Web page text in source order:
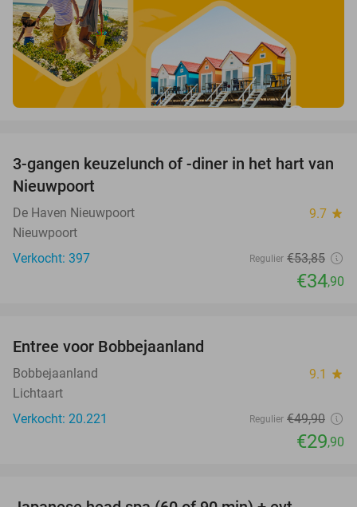
35%
3-gangen keuzelunch of -diner in het hart van
Nieuwpoort
De Haven Nieuwpoort 9.7 star
Nieuwpoort
Verkocht: 397
Regulier €53,85
€34,90
Entree voor Bobbejaanland
Bobbejaanland 9.1 star
Lichtaart
Verkocht: 20.221
Regulier €49,90
€29,90